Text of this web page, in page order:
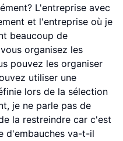
L'entreprise avec
et l'entreprise où je
beaucoup de
organisez les
pouvez les organiser
utiliser une
lors de la sélection
je ne parle pas de
la restreindre car c'est
d'embauches va-t-il